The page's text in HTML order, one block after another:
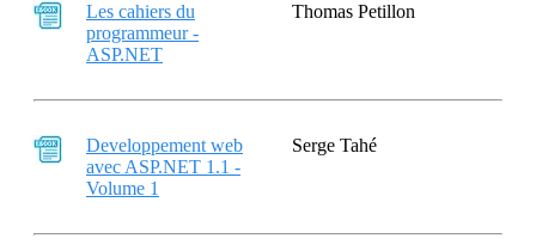
Les cahiers du
programmeur -
ASP.NET
Thomas Petillon
Developpement web
avec ASP.NET 1.1 -
Volume 1
Serge Tahé